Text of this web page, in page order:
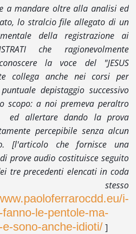
a mandare oltre alla analisi ed
lo stralcio file allegato di un
della registrazione ai
che ragionevolmente
la voce del "JESUS
collega anche nei corsi per
depistaggio successivo
scopo: a noi premeva peraltro
ed allertare dando la prova
percepibile senza alcun
[l'articolo che fornisce una
prove audio costituisce seguito
tre precedenti elencati in coda
stesso
i-
le-pentole-ma-
sono-anche-idioti/]